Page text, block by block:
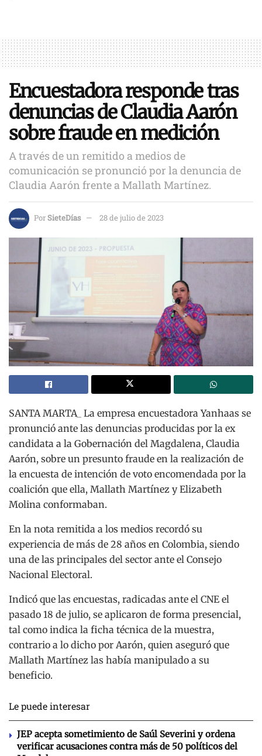
Encuestadora responde tras
denuncias de Claudia Aarón
sobre fraude en medición
A través de un remitido a medios de
comunicación se pronunció por la denuncia de
Claudia Aarón frente a Mallath Martínez.
PorSieteDías 28 de julio de 2023
SANTA MARTA_ La empresa encuestadora Yanhaas se
pronunció ante las denuncias producidas por la ex
candidata a la Gobernación del Magdalena, Claudia
Aarón, sobre un presunto fraude en la realización de
la encuesta de intención de voto encomendada por la
coalición que ella, Mallath Martínez y Elizabeth
Molina conformaban.
En la nota remitida a los medios recordó su
experiencia de más de 28 años en Colombia, siendo
una de las principales del sector ante el Consejo
Nacional Electoral.
Indicó que las encuestas, radicadas ante el CNE el
pasado 18 de julio, se aplicaron de forma presencial,
tal como indica la ficha técnica de la muestra,
contrario a lo dicho por Aarón, quien aseguró que
Mallath Martínez las había manipulado a su
beneficio.
Le puede interesar
JEP acepta sometimiento de Saúl Severini y ordena
verificar acusaciones contra más de 50 políticos del